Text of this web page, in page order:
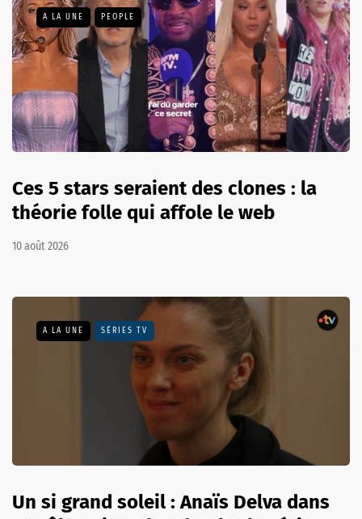
A LA UNE PEOPLE
Ces 5 stars seraient des clones : la
théorie folle qui affole le web
10 août 2026
A LA UNE SÉRIES TV
Un si grand soleil : Anaïs Delva dans